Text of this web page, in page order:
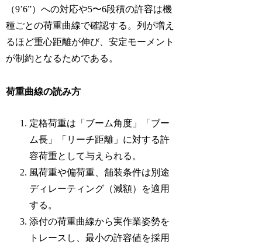
（9’6”）への対応や5〜6段積の許容は機
種ごとの荷重曲線で確認する。列が増え
るほど重心距離が伸び、安定モーメント
が制約となるためである。
荷重曲線の読み方
定格荷重は「ブーム角度」「ブー
ム長」「リーチ距離」に対する許
容荷重として与えられる。
風荷重や偏荷重、舗装条件は別途
ディレーティング（減額）を適用
する。
添付の荷重曲線から実作業姿勢を
トレースし、最小の許容値を採用